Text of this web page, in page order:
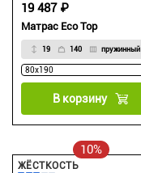
Матрас Eco Top
19 140 пружинный
19 487 ₽
В корзину
10%
ЖЁСТКОСТЬ